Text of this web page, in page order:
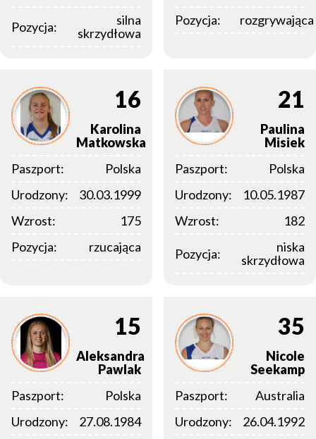
Pozycja:
silna
skrzydłowa
Pozycja:
rozgrywająca
16
Karolina
Matkowska
Paszport:
Polska
Urodzony:
30.03.1999
Wzrost:
175
Pozycja:
rzucająca
21
Paulina
Misiek
Paszport:
Polska
Urodzony:
10.05.1987
Wzrost:
182
Pozycja:
niska
skrzydłowa
15
Aleksandra
Pawlak
Paszport:
Polska
Urodzony:
27.08.1984
35
Nicole
Seekamp
Paszport:
Australia
Urodzony:
26.04.1992